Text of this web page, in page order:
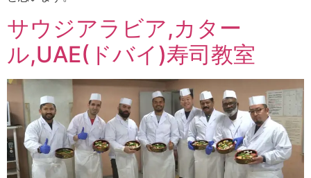
サウジアラビア,カター
ル,UAE(ドバイ)寿司教室